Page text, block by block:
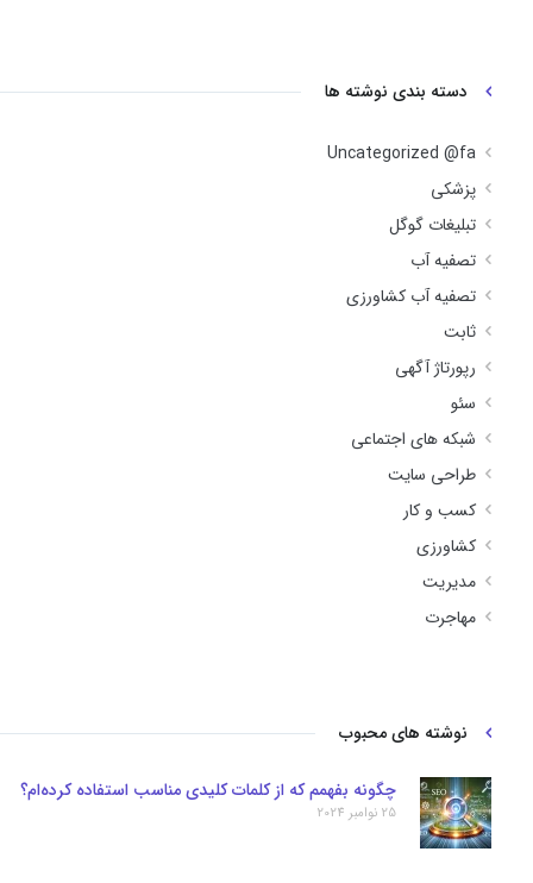
دسته بندی نوشته ها
Uncategorized @fa
پزشکی
تبلیغات گوگل
تصفیه آب
تصفیه آب کشاورزی
ثابت
رپورتاژ آگهی
سئو
شبکه های اجتماعی
طراحی سایت
کسب و کار
کشاورزی
مدیریت
مهاجرت
نوشته های محبوب
چگونه بفهمم که از کلمات کلیدی مناسب استفاده کرده‌ام؟
25 نوامبر 2024